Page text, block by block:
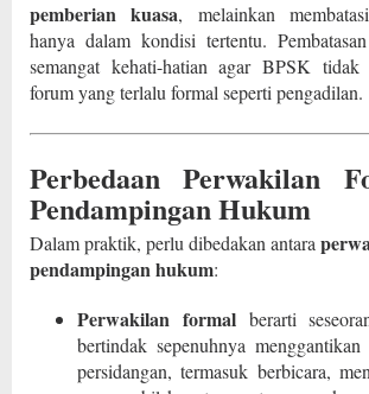
pemberian kuasa, melainkan
hanya dalam kondisi tertentu.
semangat kehati-hatian agar BPSK tidak
forum yang terlalu formal seperti pengadilan.
Perbedaan Perwakilan
Pendampingan Hukum
Dalam praktik, perlu dibedakan antara
pendampingan hukum:
Perwakilan formalberarti
bertindak sepenuhnya
persidangan, termasuk berbicara,